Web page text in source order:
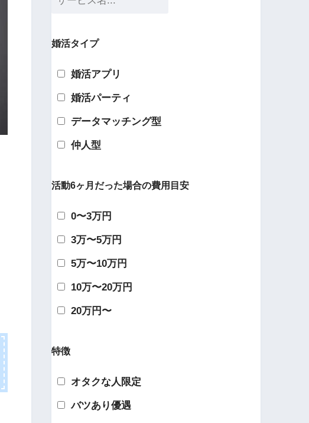
婚活タイプ
婚活アプリ
婚活パーティ
データマッチング型
仲人型
活動6ヶ月だった場合の費用目安
0〜3万円
3万〜5万円
5万〜10万円
10万〜20万円
20万円〜
特徴
オタクな人限定
バツあり優遇